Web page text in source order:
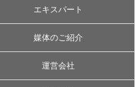
エキスパート
媒体のご紹介
運営会社